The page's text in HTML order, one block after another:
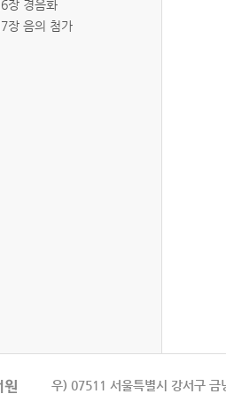
장 경음화
장 음의 첨가
우) 07511 서울특별시 강서구